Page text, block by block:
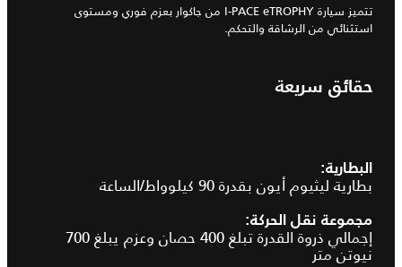
تتميز سيارة I‑PACE eTROPHY من جاكوار بعزم فوري ومستوى
استثنائي من الرشاقة والتحكم.
حقائق سريعة
البطارية:
بطارية ليثيوم أيون بقدرة 90 كيلوواط/الساعة
مجموعة نقل الحركة:
إجمالي ذروة القدرة تبلغ 400 حصان وعزم يبلغ 700
نيوتن متر